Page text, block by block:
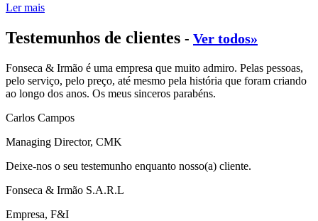
Ler mais
Testemunhos de clientes - Ver todos»
Fonseca & Irmão é uma empresa que muito admiro. Pelas pessoas,
pelo serviço, pelo preço, até mesmo pela história que foram criando
ao longo dos anos. Os meus sinceros parabéns.
Carlos Campos
Managing Director, CMK
Deixe-nos o seu testemunho enquanto nosso(a) cliente.
Fonseca & Irmão S.A.R.L
Empresa, F&I